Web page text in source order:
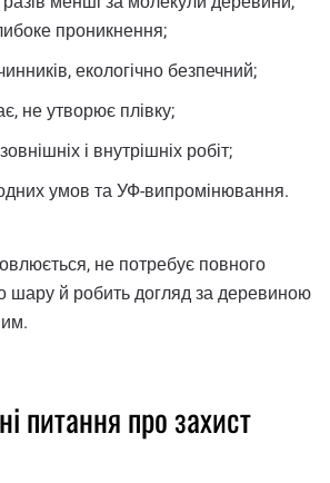
проникнення;
екологічно безпечний;
не утворює плівку;
і внутрішніх робіт;
умов та УФ-випромінювання.
не потребує повного
шару й робить догляд за деревиною
питання про захист